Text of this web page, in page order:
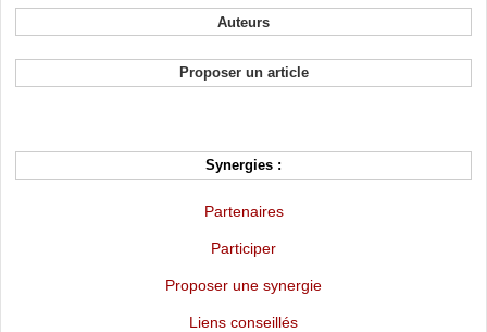
Auteurs
Proposer un article
Synergies :
Partenaires
Participer
Proposer une synergie
Liens conseillés